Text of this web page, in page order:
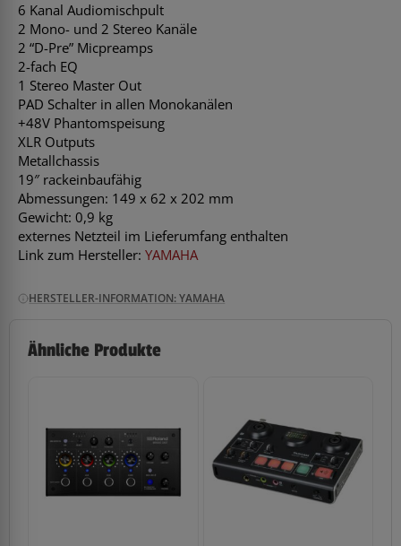
6 Kanal Audiomischpult
2 Mono- und 2 Stereo Kanäle
2 “D-Pre” Micpreamps
2-fach EQ
1 Stereo Master Out
PAD Schalter in allen Monokanälen
+48V Phantomspeisung
XLR Outputs
Metallchassis
19″ rackeinbaufähig
Abmessungen: 149 x 62 x 202 mm
Gewicht: 0,9 kg
externes Netzteil im Lieferumfang enthalten
Link zum Hersteller: YAMAHA
HERSTELLER-INFORMATION: YAMAHA
Ähnliche Produkte